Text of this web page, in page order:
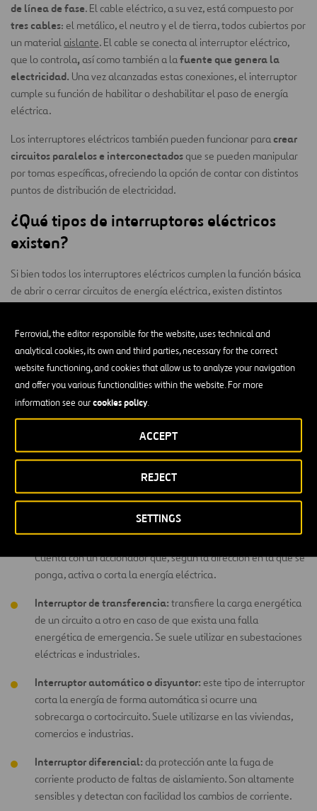
Ferrovial, the editor responsible for the website, uses technical and
analytical cookies, its own and third parties, necessary for the correct
website functioning, and cookies that allow us to analyze your navigation
and offer you various functionalities within the website. For more
information see ourcookies policy.
SETTINGS
REJECT
ACCEPT
de línea de fase. El cable eléctrico, a su vez, está compuesto por
tres cables: el metálico, el neutro y el de tierra, todos cubiertos por
un materialaislante. El cable se conecta al interruptor eléctrico,
que lo controla,así como también a lafuente que genera la
electricidad. Una vez alcanzadas estas conexiones, el interruptor
cumple su función de habilitar o deshabilitar el paso de energía
eléctrica.
Los interruptores eléctricos también pueden funcionar paracrear
circuitos paralelos e interconectadosque se pueden manipular
por tomas específicas, ofreciendo la opción de contar con distintos
puntos de distribución de electricidad.
¿Qué tipos de interruptores eléctricos
existen?
Si bien todos los interruptores eléctricos cumplen la función básica
de abrir o cerrar circuitos de energía eléctrica, existen distintos
Interruptores conmutados:se comunican entre sí para
encender o apagar la corriente eléctrica, y uno trabaja en
función del otro.
Interruptores cruzados:son tres interruptores conectados
entre ellos que manejan la luz eléctrica desde cualquier
punto donde se encuentren ubicados los interruptores
individuales.
es de carácter industrial y funciona
para detener el paso de una operación, ya sea de emergencia
Cuenta con un accionador que, según la dirección en la que se
ponga, activa o corta la energía eléctrica.
Interruptor de transferencia: transfiere la carga energética
de un circuito a otro en caso de que exista una falla
energética de emergencia. Se suele utilizar en subestaciones
eléctricas e industriales.
Interruptor automático o disyuntor: este tipo de interruptor
corta la energía de forma automática si ocurre una
sobrecarga o cortocircuito. Suele utilizarse en las viviendas,
comercios e industrias.
Interruptor diferencial: da protección ante la fuga de
corriente producto de faltas de aislamiento. Son altamente
sensibles y detectan con facilidad los cambios de corriente.